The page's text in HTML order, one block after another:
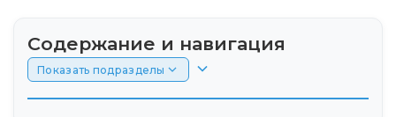
Содержание и навигация
Показать подразделы